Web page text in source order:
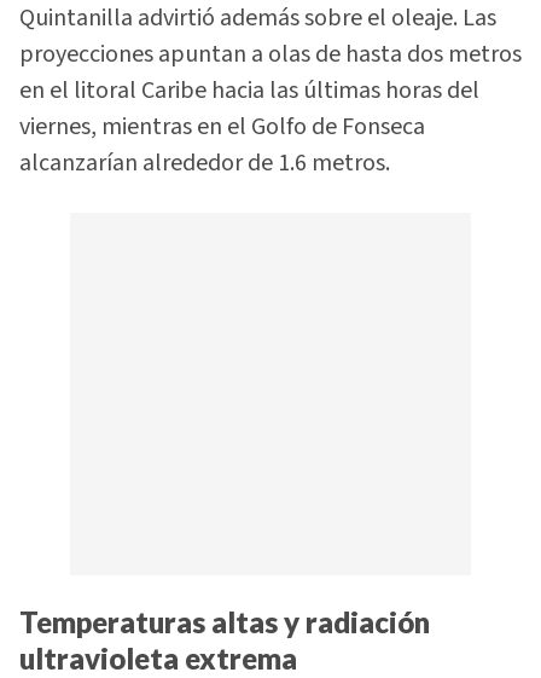
Quintanilla advirtió además sobre el oleaje. Las
proyecciones apuntan a olas de hasta dos metros
en el litoral Caribe hacia las últimas horas del
viernes, mientras en el Golfo de Fonseca
alcanzarían alrededor de 1.6 metros.
Temperaturas altas y radiación
ultravioleta extrema